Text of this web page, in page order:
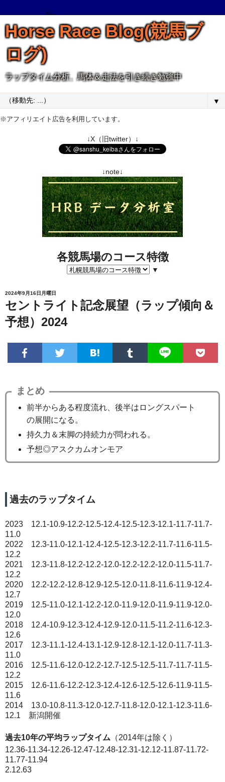
Horse Race Blog(競馬ブ
ログ)
ラップタイム分析、馬体＆走法を引き続き勉強中
▼
※アフィリエイト広告を利用しています。
↓X（旧twitter）↓
↓note↓
各競馬場のコース特徴
▼
2024年9月16日月曜日
セントライト記念展望（ラップ傾向＆
予想）2024
まとめ
前半からある程度流れ、後半はロングスパート
の展開になる。
持久力＆末脚の持続力が問われる。
予想◎アスクカムオンモア
過去のラップタイム
2023 12.1-10.9-12.2-12.5-12.4-12.5-12.3-12.1-11.7-11.7-
11.0
2022 12.3-11.0-12.1-12.4-12.5-12.3-12.2-11.7-11.6-11.5-
12.2
2021 12.3-11.8-12.2-12.2-12.0-12.2-12.2-12.0-11.5-11.7-
12.2
2020 12.2-12.2-12.8-12.9-12.5-12.0-11.8-11.6-11.9-12.4-
12.7
2019 12.5-11.0-12.1-12.2-12.0-11.9-12.0-11.9-11.9-12.0-
12.0
2018 12.4-10.9-12.3-12.4-12.9-12.0-11.5-11.2-11.6-12.3-
12.6
2017 12.3-11.1-12.4-13.1-12.9-12.8-12.1-12.0-11.7-11.3-
11.0
2016 12.5-11.6-12.0-12.2-12.7-12.5-12.5-11.7-11.7-11.5-
12.2
2015 12.6-11.6-12.2-12.3-12.4-12.6-12.5-12.6-11.9-11.5-
11.6
2014 13.0-10.8-11.3-12.0-12.7-11.8-12.0-12.1-12.3-11.6-
12.1 新潟開催
過去10年の平均ラップタイム （2014年は除く）
12.36-11.34-12.26-12.47-12.48-12.31-12.12-11.87-11.72-
11.77-11.94
2.12.63